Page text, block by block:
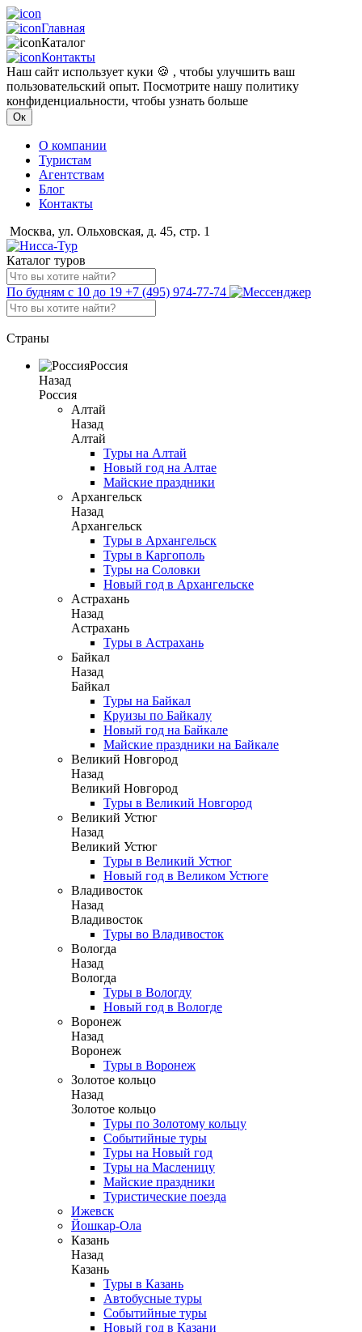
Главная
Каталог
Контакты
Наш сайт использует куки 🍪 , чтобы улучшить ваш
пользовательский опыт. Посмотрите нашу политику
конфиденциальности, чтобы узнать больше
Ок
О компании
Туристам
Агентствам
Блог
Контакты
Москва, ул. Ольховская, д. 45, стр. 1
Каталог туров
По будням с 10 до 19 +7 (495) 974-77-74
Страны
Россия
Назад
Россия
Алтай
Назад
Алтай
Туры на Алтай
Новый год на Алтае
Майские праздники
Архангельск
Назад
Архангельск
Туры в Архангельск
Туры в Каргополь
Туры на Соловки
Новый год в Архангельске
Астрахань
Назад
Астрахань
Туры в Астрахань
Байкал
Назад
Байкал
Туры на Байкал
Круизы по Байкалу
Новый год на Байкале
Майские праздники на Байкале
Великий Новгород
Назад
Великий Новгород
Туры в Великий Новгород
Великий Устюг
Назад
Великий Устюг
Туры в Великий Устюг
Новый год в Великом Устюге
Владивосток
Назад
Владивосток
Туры во Владивосток
Вологда
Назад
Вологда
Туры в Вологду
Новый год в Вологде
Воронеж
Назад
Воронеж
Туры в Воронеж
Золотое кольцо
Назад
Золотое кольцо
Туры по Золотому кольцу
Событийные туры
Туры на Новый год
Туры на Масленицу
Майские праздники
Туристические поезда
Ижевск
Йошкар-Ола
Казань
Назад
Казань
Туры в Казань
Автобусные туры
Событийные туры
Новый год в Казани